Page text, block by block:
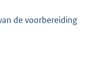
de voorbereiding